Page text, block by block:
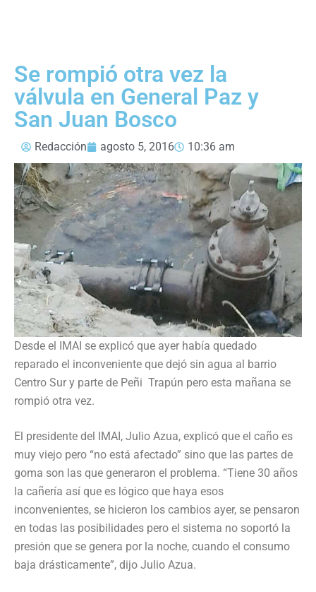
Se rompió otra vez la
válvula en General Paz y
San Juan Bosco
Redacción agosto 5, 2016 10:36 am
Desde el IMAI se explicó que ayer había quedado
reparado el inconveniente que dejó sin agua al barrio
Centro Sur y parte de Peñi Trapún pero esta mañana se
rompió otra vez.
El presidente del IMAI, Julio Azua, explicó que el caño es
muy viejo pero “no está afectado” sino que las partes de
goma son las que generaron el problema. “Tiene 30 años
la cañería así que es lógico que haya esos
inconvenientes, se hicieron los cambios ayer, se pensaron
en todas las posibilidades pero el sistema no soportó la
presión que se genera por la noche, cuando el consumo
baja drásticamente”, dijo Julio Azua.